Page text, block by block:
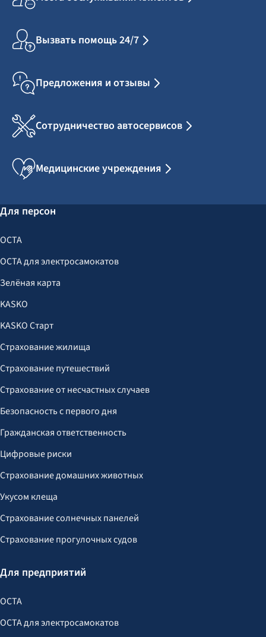
Вызвать помощь 24/7
Предложения и отзывы
Сотрудничество автосервисов
Медицинские учреждения
Для персон
OCTA
OCTA для электросамокатов
Зелёная карта
KASKO
KASKO Старт
Страхование жилища
Страхование путешествий
Страхование от несчастных случаев
Безопасность с первого дня
Гражданская ответственность
Цифровые риски
Страхование домашних животных
Укусом клеща
Страхование солнечных панелей
Страхование прогулочных судов
Для предприятий
OCTA
OCTA для электросамокатов